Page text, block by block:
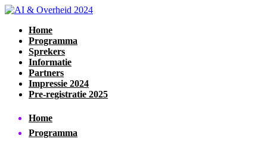
Home
Programma
Sprekers
Informatie
Partners
Impressie 2024
Pre-registratie 2025
Home
Programma